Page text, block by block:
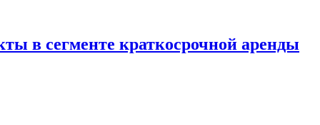
в сегменте краткосрочной аренды